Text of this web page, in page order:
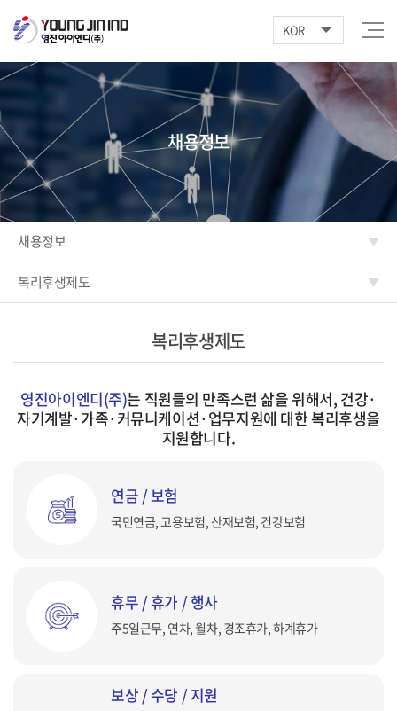
KOR
채용정보
채용정보
복리후생제도
복리후생제도
영진아이엔디(주)는 직원들의 만족스런 삶을 위해서, 건강·
자기계발·가족·커뮤니케이션·업무지원에 대한 복리후생을
지원합니다.
연금 / 보험
국민연금, 고용보험, 산재보험, 건강보험
휴무 / 휴가 / 행사
주5일근무, 연차, 월차, 경조휴가, 하계휴가
보상 / 수당 / 지원